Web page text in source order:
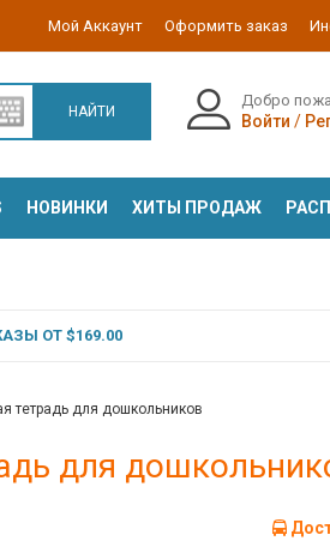
Мой Аккаунт Оформить заказ
НАЙТИ
Добро
Войти /
НОВИНКИ ХИТЫ ПРОДАЖ
ОТ $169.00
тетрадь для дошкольников
для